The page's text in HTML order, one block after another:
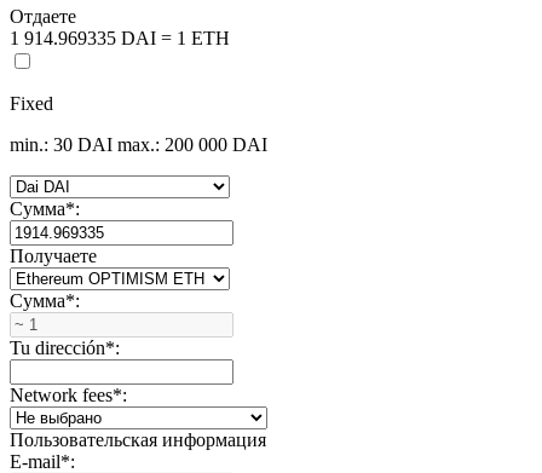
Отдаете
1 914.969335 DAI = 1 ETH
Fixed
min.: 30 DAI max.: 200 000 DAI
Сумма*:
Получаете
Сумма*:
Tu dirección*:
Network fees*:
Пользовательская информация
E-mail*: